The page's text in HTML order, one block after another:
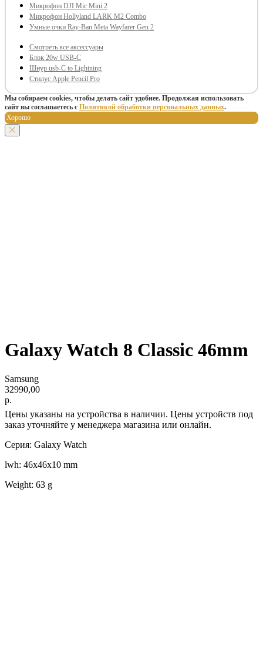
Микрофон DJI Mic Mini 2
Микрофон Hollyland LARK M2 Combo
Умные очки Ray-Ban Meta Wayfarer Gen 2
Смотреть все аксессуары
Блок 20w USB-C
Шнур usb-C to Lightning
Стилус Apple Pencil Pro
Мы собираем cookies, чтобы делать сайт удобнее. Продолжая использовать
сайт вы соглашаетесь с Политикой обработки персональных данных.
Хорошо
Galaxy Watch 8 Classic 46mm
Samsung
32990,00
р.
Цены указаны на устройства в наличии. Цены устройств под
заказ уточняйте у менеджера магазина или онлайн.
Серия: Galaxy Watch
lwh: 46x46x10 mm
Weight: 63 g